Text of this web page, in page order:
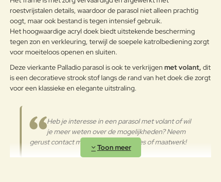
Aluminium
oppervlakken met een zachte doek
en met water of neutrale
reinigingsmiddelen te reinigen. De
langdurige en continue
blootstelling aan intense uv-
straling of aan erg lage
temperaturen kunnen de originele
eigenschappen van de mooie
gekleurde polyestercoating
worden aangetast. We raden aan
in de winter te reinigen en op een
beschermde plek op te bergen of
af te dekken met de parasolhoes.
roestvrijstalen details, waardoor de parasol niet alleen prachtig
oogt, maar ook bestand is tegen intensief gebruik.
Het hoogwaardige acryl doek biedt uitstekende bescherming
tegen zon en verkleuring, terwijl de soepele katrolbediening zorgt
voor moeiteloos openen en sluiten.
Deze vierkante Palladio parasol is ook te verkrijgen met volant, dit
is een decoratieve strook stof langs de rand van het doek die zorgt
voor een klassieke en elegante uitstraling.
Heb je interesse in een parasol met volant of wil
je meer weten over de mogelijkheden? Neem
gerust contact met ons op voor advies of maatwerk!